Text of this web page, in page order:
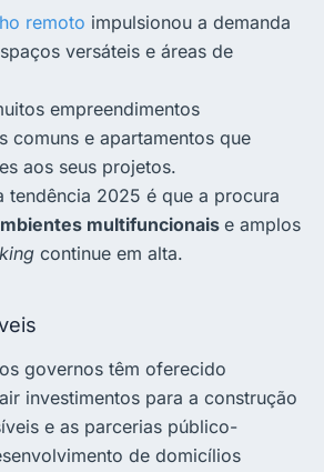
remoto impulsionou a demanda
versáteis e áreas de
empreendimentos
comuns e apartamentos que
aos seus projetos.
tendência 2025 é que a procura
multifuncionais e amplos
continue em alta.
governos têm oferecido
investimentos para a construção
e as parcerias público-
de domicílios